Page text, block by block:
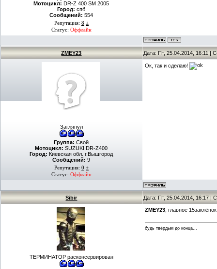
Мотоцикл: DR-Z 400 SM 2005
Город: спб
Сообщений: 554
Репутация: 8 ±
Статус: Оффлайн
ZMEY23 Дата: Пт, 25.04.2014, 16:11 |
Заглянул
Группа: Свой
Мотоцикл: SUZUKI DR-Z400
Город: Киевская обл. г.Вышгород
Сообщений: 9
Репутация: 0 ±
Статус: Оффлайн
Ок, так и сделаю!
Sibir Дата: Пт, 25.04.2014, 16:17 |
ТЕРМИНАТОР расконсервирован
ZMEY23 , главное
будь твёрдым до конца...